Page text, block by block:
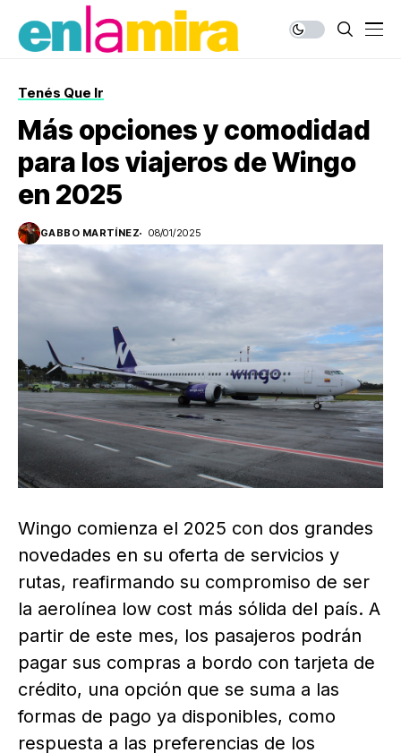
Tenés Que Ir
Más opciones y comodidad
para los viajeros de Wingo
en 2025
GABBO MARTÍNEZ 08/01/2025
Wingo comienza el 2025 con dos grandes
novedades en su oferta de servicios y
rutas, reafirmando su compromiso de ser
la aerolínea low cost más sólida del país. A
partir de este mes, los pasajeros podrán
pagar sus compras a bordo con tarjeta de
crédito, una opción que se suma a las
formas de pago ya disponibles, como
respuesta a las preferencias de los